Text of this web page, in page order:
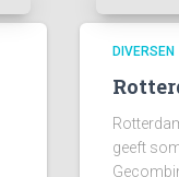
DIVERSEN
geeft